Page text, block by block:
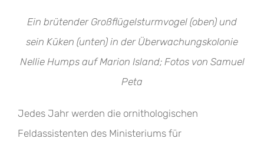
Ein brütender Großflügelsturmvogel (oben) und
sein Küken (unten) in der Überwachungskolonie
Nellie Humps auf Marion Island; Fotos von Samuel
Peta
Jedes Jahr werden die ornithologischen
Feldassistenten des Ministeriums für